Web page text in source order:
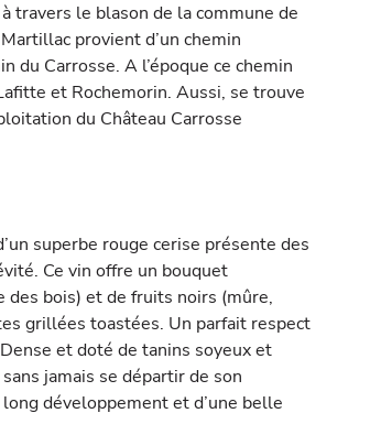
travers le blason de la commune de
provient d’un chemin
du Carrosse. A l’époque ce chemin
et Rochemorin. Aussi, se trouve
du Château Carrosse
superbe rouge cerise présente des
Ce vin offre un bouquet
des bois) et de fruits noirs (mûre,
grillées toastées. Un parfait respect
et doté de tanins soyeux et
jamais se départir de son
développement et d’une belle